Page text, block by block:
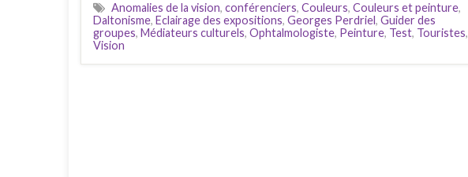
Anomalies de la vision, conférenciers, Couleurs, Couleurs et peinture,
Daltonisme, Eclairage des expositions, Georges Perdriel, Guider des
groupes, Médiateurs culturels, Ophtalmologiste, Peinture, Test, Touristes,
Vision